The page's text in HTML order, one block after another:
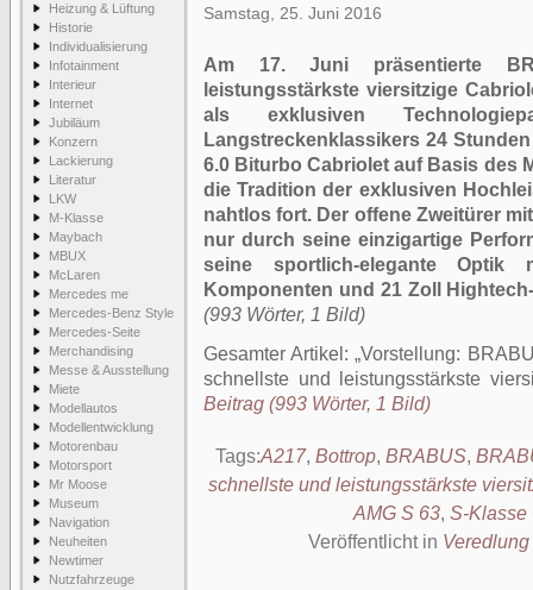
Heizung & Lüftung
Historie
Individualisierung
Infotainment
Interieur
Internet
Jubiläum
Konzern
Lackierung
Literatur
LKW
M-Klasse
Maybach
MBUX
McLaren
Mercedes me
Mercedes-Benz Style
Mercedes-Seite
Merchandising
Messe & Ausstellung
Miete
Modellautos
Modellentwicklung
Motorenbau
Motorsport
Mr Moose
Museum
Navigation
Neuheiten
Newtimer
Nutzfahrzeuge
Samstag, 25. Juni 2016
Am 17. Juni präsentierte
leistungsstärkste viersitzige
als exklusiven
Langstreckenklassikers 24
6.0 Biturbo Cabriolet auf Basis des
die Tradition der exklusiven
nahtlos fort. Der offene Zweitürer
nur durch seine einzigartige
seine sportlich-elegante Optik
Komponenten und 21 Zoll
(993 Wörter, 1 Bild)
Gesamter Artikel: Vorstellung:
schnellste und leistungsstärkste
Beitrag (993 Wörter, 1 Bild)
Tags:A217, Bottrop, BRABUS,
schnellste und leistungsstärkste
AMG S 63, S-Klasse
Veröffentlicht in Veredlung